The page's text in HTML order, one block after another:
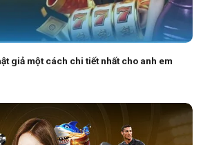
giả một cách chi tiết nhất cho anh em